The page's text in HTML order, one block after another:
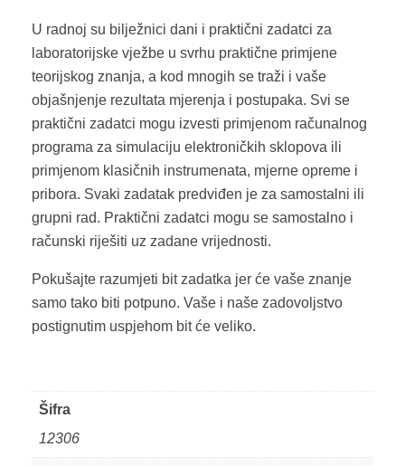
U radnoj su bilježnici dani i praktični zadatci za
laboratorijske vježbe u svrhu praktične primjene
teorijskog znanja, a kod mnogih se traži i vaše
objašnjenje rezultata mjerenja i postupaka. Svi se
praktični zadatci mogu izvesti primjenom računalnog
programa za simulaciju elektroničkih sklopova ili
primjenom klasičnih instrumenata, mjerne opreme i
pribora. Svaki zadatak predviđen je za samostalni ili
grupni rad. Praktični zadatci mogu se samostalno i
računski riješiti uz zadane vrijednosti.
Pokušajte razumjeti bit zadatka jer će vaše znanje
samo tako biti potpuno. Vaše i naše zadovoljstvo
postignutim uspjehom bit će veliko.
Šifra
12306